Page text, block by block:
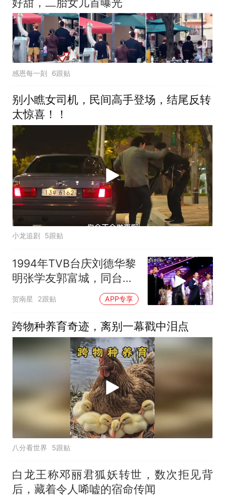
感恩每一刻 6跟贴
别小瞧女司机，民间高手登场，结尾反转
太惊喜！！
小龙追剧 5跟贴
1994年TVB台庆刘德华黎
明张学友郭富城，同台表
演激情满满
贺南星 2跟贴 APP专享
跨物种养育奇迹，离别一幕戳中泪点
八分看世界 5跟贴
白龙王称邓丽君狐妖转世，数次拒见背
后，藏着令人唏嘘的宿命传闻